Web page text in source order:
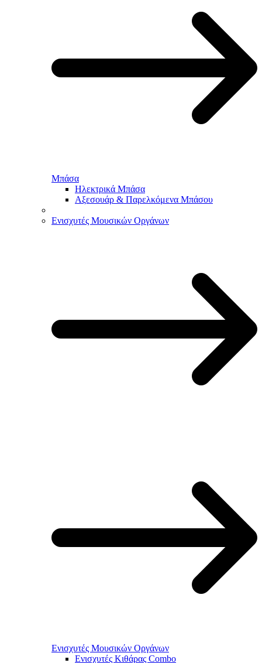
Μπάσα
Ηλεκτρικά Μπάσα
Αξεσουάρ & Παρελκόμενα Μπάσου
Ενισχυτές Μουσικών Οργάνων
Ενισχυτές Μουσικών Οργάνων
Ενισχυτές Κιθάρας Combo